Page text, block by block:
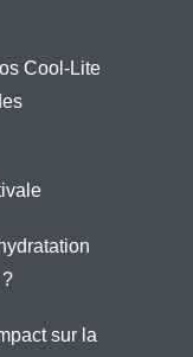
Cool-Lite
sur la